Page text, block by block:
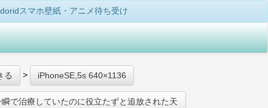
スマホ壁紙・アニメ待ち受け
る > iPhoneSE,5s 640×1136
瞬で治療していたのに役立たずと追放された天